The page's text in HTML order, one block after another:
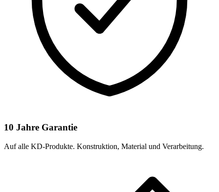
10 Jahre Garantie
Auf alle KD-Produkte. Konstruktion, Material und Verarbeitung.